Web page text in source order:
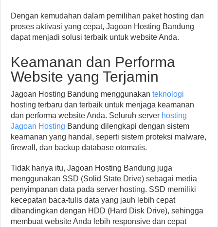
Dengan kemudahan dalam pemilihan paket hosting dan
proses aktivasi yang cepat, Jagoan Hosting Bandung
dapat menjadi solusi terbaik untuk website Anda.
Keamanan dan Performa
Website yang Terjamin
Jagoan Hosting Bandung menggunakanteknologi
hosting terbaru dan terbaik untuk menjaga keamanan
dan performa website Anda. Seluruh server hosting
Jagoan Hosting Bandung dilengkapi dengan sistem
keamanan yang handal, seperti sistem proteksi malware,
firewall, dan backup database otomatis.
Tidak hanya itu, Jagoan Hosting Bandung juga
menggunakan SSD (Solid State Drive) sebagai media
penyimpanan data pada server hosting. SSD memiliki
kecepatan baca-tulis data yang jauh lebih cepat
dibandingkan dengan HDD (Hard Disk Drive), sehingga
membuat website Anda lebih responsive dan cepat